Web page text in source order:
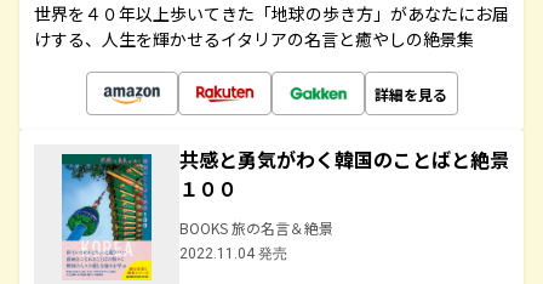
世界を４０年以上歩いてきた「地球の歩き方」があなたにお届
けする、人生を輝かせるイタリアの名言と癒やしの絶景集
詳細を見る
共感と勇気がわく韓国のことばと絶景
１００
BOOKS 旅の名言＆絶景
2022.11.04 発売